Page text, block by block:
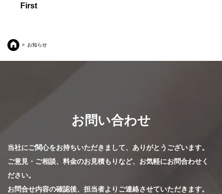
First
お知らせ
お問い合わせ
当社にご関心をお持ちいただきまして、ありがとうございます。
ご意見・ご相談、料金のお見積もりなど、お気軽にお問合わせく
ださい。
お問合せ内容の確認後、担当者よりご連絡させていただきます。